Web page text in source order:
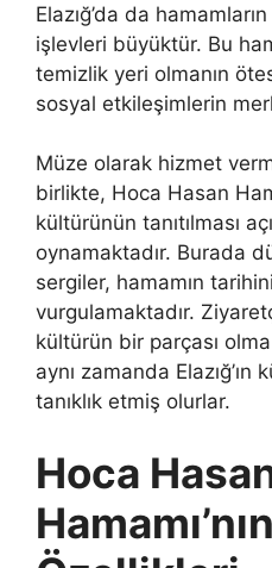
Elazığ’da da
işlevleri büyüktür. Bu
temizlik yeri olmanın
sosyal etkileşimlerin
Müze olarak hizmet
birlikte, Hoca Hasan
kültürünün tanıtılması
oynamaktadır. Burada
sergiler, hamamın
vurgulamaktadır.
kültürün bir parçası
aynı zamanda
tanıklık etmiş olurlar.
Hoca